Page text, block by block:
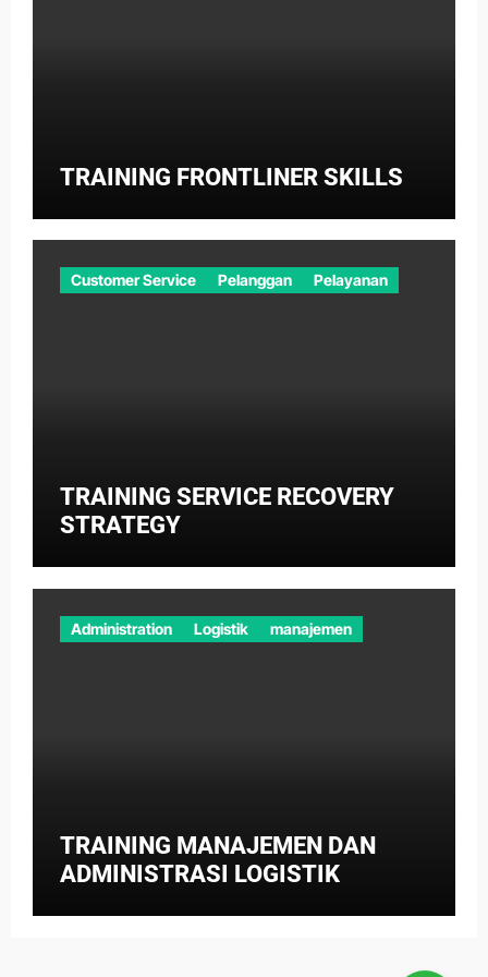
TRAINING FRONTLINER SKILLS
Customer Service Pelanggan Pelayanan
TRAINING SERVICE RECOVERY
STRATEGY
Administration Logistik manajemen
TRAINING MANAJEMEN DAN
ADMINISTRASI LOGISTIK